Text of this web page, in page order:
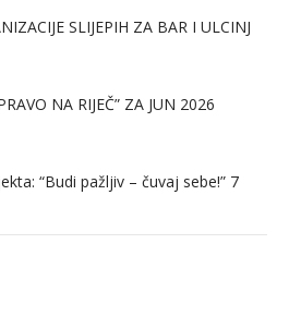
SLIJEPIH ZA BAR I ULCINJ
NA RIJEČ” ZA JUN 2026
“Budi pažljiv – čuvaj sebe!” 7